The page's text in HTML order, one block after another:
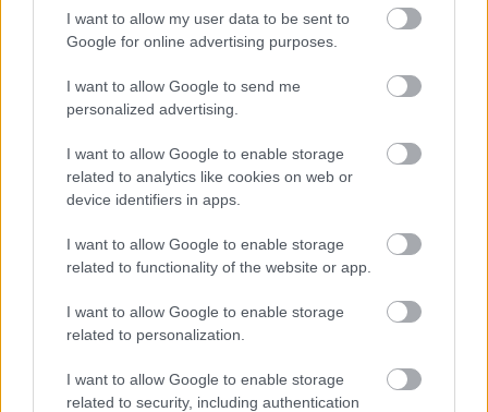
I want to allow my user data to be sent to
Google for online advertising purposes.
I want to allow Google to send me
personalized advertising.
I want to allow Google to enable storage
related to analytics like cookies on web or
device identifiers in apps.
I want to allow Google to enable storage
related to functionality of the website or app.
I want to allow Google to enable storage
related to personalization.
I want to allow Google to enable storage
related to security, including authentication
eddiginél nagyobb pusztítást és káoszt hoz az új epizód.
Break Stuff is
megvett, ami tökéletesen illik a robbanásokkal és harci
káosszal teli montázshoz. A trailerben felvillannak
különböző előzetesekből kivágott idézetek és persze
streamer-reakciók is, köztükTimTheTatman
ami különösen ironikus, hiszen a népszerű
tartalomkészítő korábban a Call of Dutyban is kapott
saját karaktert.